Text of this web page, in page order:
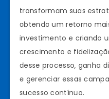
transformam suas
obtendo um retorno
investimento e criando
crescimento e
desse processo, ganha
e gerenciar essas
sucesso contínuo.